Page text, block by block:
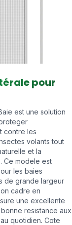
pour
est une solution
contre les
volants tout
et la
Ce modele est
les baies
de grande largeur
cadre en
une excellente
resistance aux
quotidien. Cote